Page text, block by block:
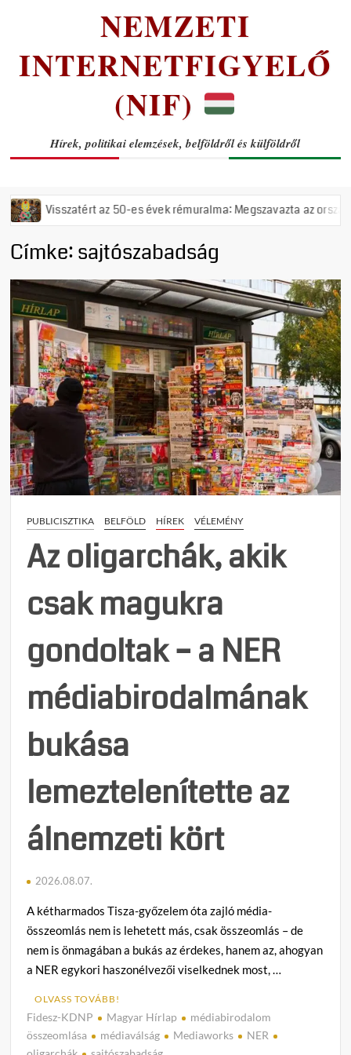
NEMZETI
INTERNETFIGYELŐ
(NIF)
Hírek, politikai elemzések, belföldről és külföldről
es évek rémuralma: Megszavazta az országgyűlés a tiszás ÁVH
Címke:sajtószabadság
PUBLICISZTIKA BELFÖLD HÍREK VÉLEMÉNY
Az oligarchák, akik
csak magukra
gondoltak – a NER
médiabirodalmának
bukása
lemeztelenítette az
álnemzeti kört
2026.08.07.
A kétharmados Tisza-győzelem óta zajló média-
összeomlás nem is lehetett más, csak összeomlás – de
nem is önmagában a bukás az érdekes, hanem az, ahogyan
a NER egykori haszonélvezői viselkednek most, …
OLVASS TOVÁBB!
Fidesz-KDNP Magyar Hírlap
médiabirodalom
összeomlása
médiaválság Mediaworks
NER